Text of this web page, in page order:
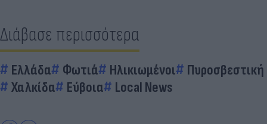
Διάβασε περισσότερα
Ελλάδα Φωτιά Ηλικιωμένοι
Πυροσβεστική
Χαλκίδα
Εύβοια Local News